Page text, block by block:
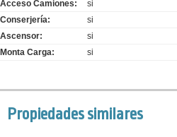
Acceso Camiones:
si
Conserjería:
si
Ascensor:
si
Monta Carga:
si
Propiedades similares